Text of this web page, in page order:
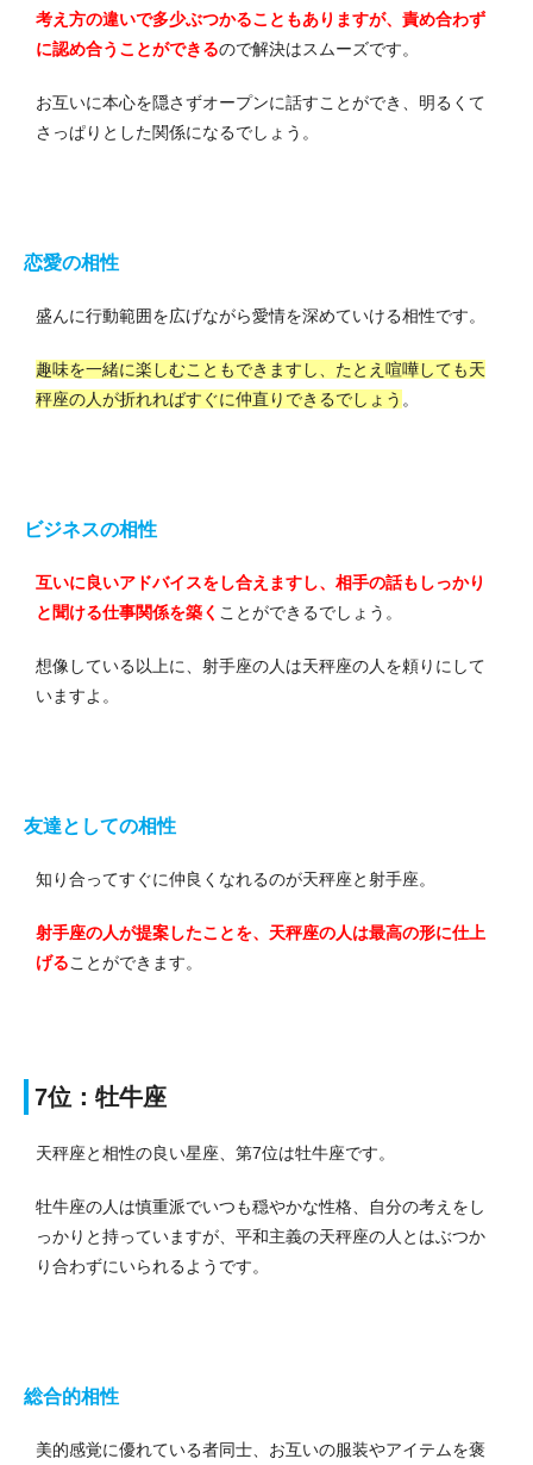
考え方の違いで多少ぶつかることもありますが、責め合わず
に認め合うことができるので解決はスムーズです。
お互いに本心を隠さずオープンに話すことができ、明るくて
さっぱりとした関係になるでしょう。
恋愛の相性
盛んに行動範囲を広げながら愛情を深めていける相性です。
趣味を一緒に楽しむこともできますし、たとえ喧嘩しても天
秤座の人が折れればすぐに仲直りできるでしょう 。
ビジネスの相性
互いに良いアドバイスをし合えますし、相手の話もしっかり
と聞ける仕事関係を築く ことができるでしょう。
想像している以上に、射手座の人は天秤座の人を頼りにして
いますよ。
友達としての相性
知り合ってすぐに仲良くなれるのが天秤座と射手座。
射手座の人が提案したことを、天秤座の人は最高の形に仕上
げることができます。
7位：牡牛座
天秤座と相性の良い星座、第7位は牡牛座です。
牡牛座の人は慎重派でいつも穏やかな性格、自分の考えをし
っかりと持っていますが、平和主義の天秤座の人とはぶつか
り合わずにいられるようです。
総合的相性
美的感覚に優れている者同士、お互いの服装やアイテムを褒